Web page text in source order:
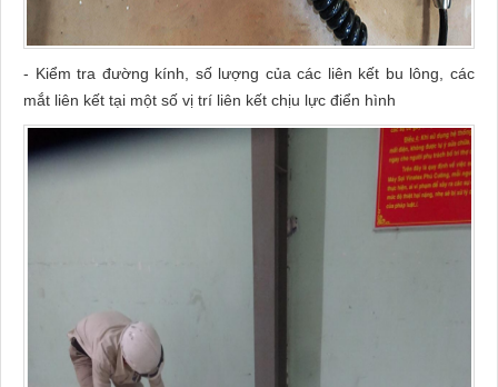
- Kiểm tra đường kính, số lượng của các liên kết bu lông, các
mắt liên kết tại một số vị trí liên kết chịu lực điển hình